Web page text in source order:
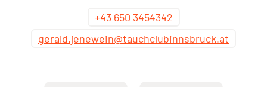
+43 650 3454342
gerald.jenewein@tauchclubinnsbruck.at